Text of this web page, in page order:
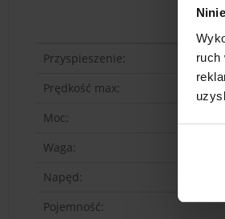
ruch
Przyspieszenie:
Prędkość max:
Moc:
Waga:
Napęd:
Pojemność: